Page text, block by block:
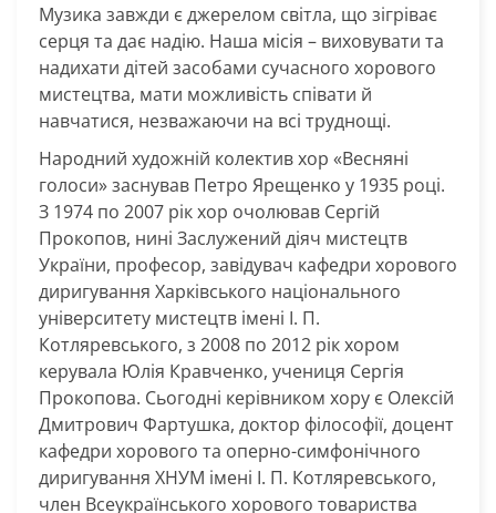
Музика завжди є джерелом світла, що зігріває
серця та дає надію. Наша місія – виховувати та
надихати дітей засобами сучасного хорового
мистецтва, мати можливість співати й
навчатися, незважаючи на всі труднощі.
Народний художній колектив хор «Весняні
голоси» заснував Петро Ярещенко у 1935 році.
З 1974 по 2007 рік хор очолював Сергій
Прокопов, нині Заслужений діяч мистецтв
України, професор, завідувач кафедри хорового
диригування Харківського національного
університету мистецтв імені І. П.
Котляревського, з 2008 по 2012 рік хором
керувала Юлія Кравченко, учениця Сергія
Прокопова. Сьогодні керівником хору є Олексій
Дмитрович Фартушка, доктор філософії, доцент
кафедри хорового та оперно-симфонічного
диригування ХНУМ імені І. П. Котляревського,
член Всеукраїнського хорового товариства